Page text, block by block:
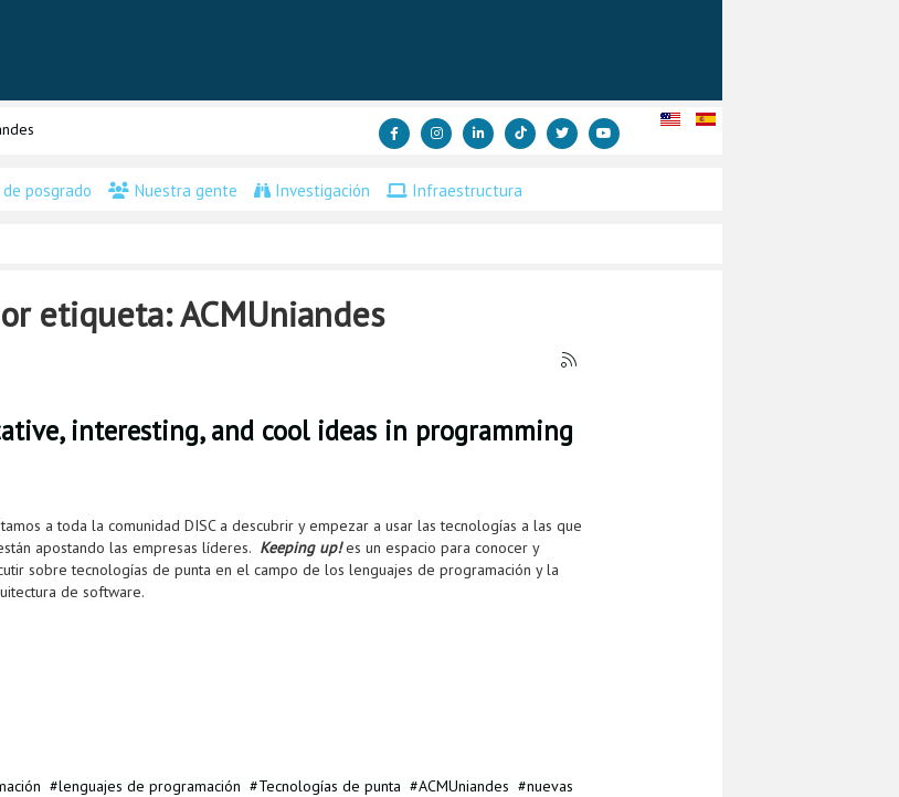
posgrado Nuestra gente Investigación Infraestructura
etiqueta: ACMUniandes
interesting, and cool ideas in programming
a toda la comunidad DISC a descubrir y empezar a usar las tecnologías a las que
apostando las empresas líderes. Keeping up! es un espacio para conocer y
sobre tecnologías de punta en el campo de los lenguajes de programación y la
de software.
lenguajes de programación Tecnologías de punta ACMUniandes
nuevas